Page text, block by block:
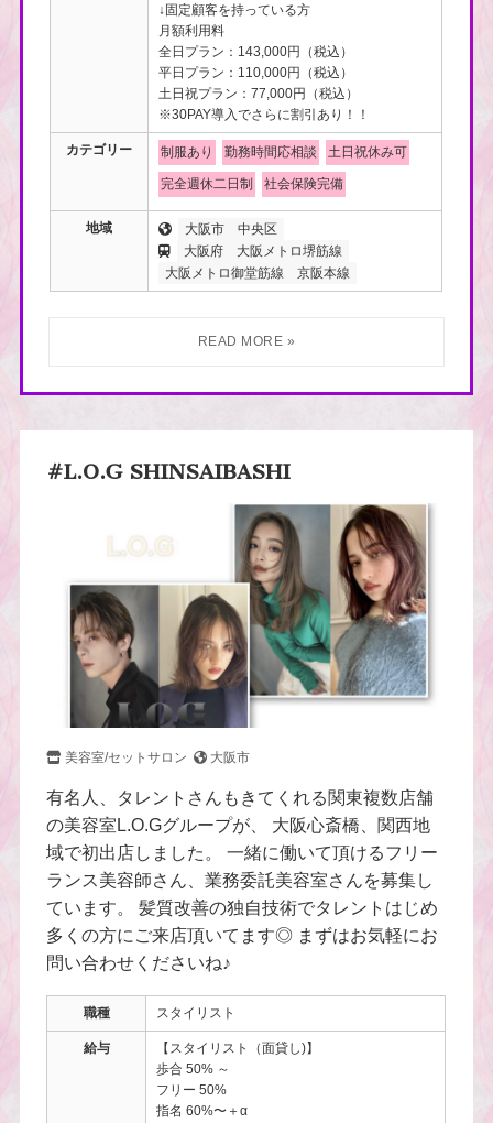
↓固定顧客を持っている方
月額利用料
全日プラン：143,000円（税込）
平日プラン：110,000円（税込）
土日祝プラン：77,000円（税込）
※30PAY導入でさらに割引あり！！
カテゴリー 制服あり 勤務時間応相談 土日祝休み可
完全週休二日制 社会保険完備
地域 大阪市
中央区
大阪府
大阪メトロ堺筋線
大阪メトロ御堂筋線
京阪本線
#L.O.G SHINSAIBASHI
美容室/セットサロン 大阪市
有名人、タレントさんもきてくれる関東複数店舗
の美容室L.O.Gグループが、 大阪心斎橋、関西地
域で初出店しました。 一緒に働いて頂けるフリー
ランス美容師さん、業務委託美容室さんを募集し
ています。 髪質改善の独自技術でタレントはじめ
多くの方にご来店頂いてます◎ まずはお気軽にお
問い合わせくださいね♪
職種 スタイリスト
給与
【スタイリスト（面貸し)】
歩合 50% ～
フリー 50%
指名 60%〜＋α